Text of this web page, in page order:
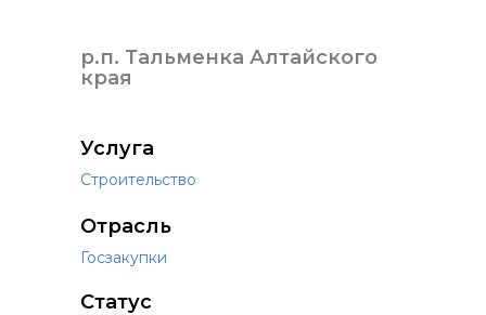
р.п. Тальменка Алтайского
края
Отрасль
Госзакупки
Услуга
Строительство
Статус